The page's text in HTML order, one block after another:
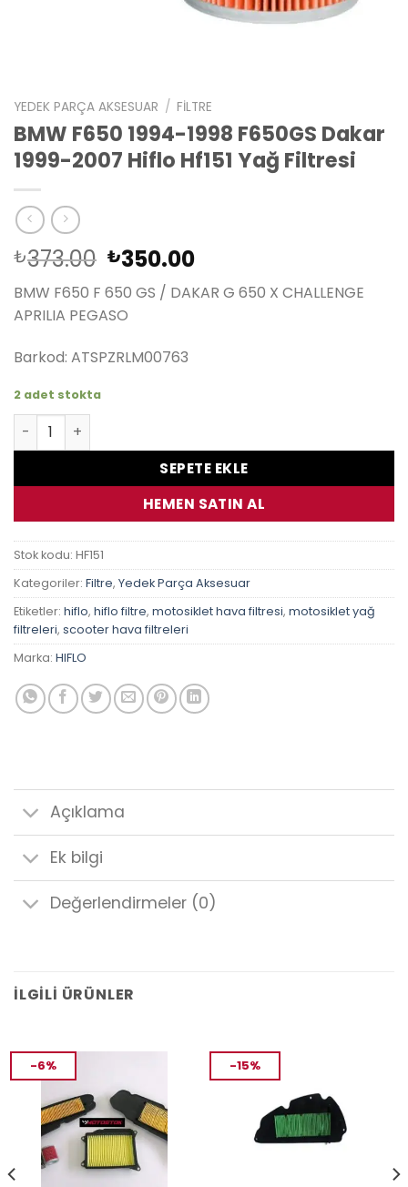
YEDEK PARÇA AKSESUAR / FILTRE
BMW F650 1994-1998 F650GS Dakar
1999-2007 Hiflo Hf151 Yağ Filtresi
₺373.00 Orijinal
fiyat:
₺373.00.
₺350.00Şu
andaki
fiyat:
BMW F650 F 650 GS / DAKAR G 650 X CHALLENGE
APRILIA PEGASO
Barkod: ATSPZRLM00763
2 adet stokta
BMW F650 1994-1998 F650GS Dakar 1999-2007 Hiflo
SEPETE EKLE
HEMEN SATIN AL
Stok kodu: HF151
Kategoriler: Filtre, Yedek Parça Aksesuar
Etiketler: hiflo, hiflo filtre, motosiklet hava filtresi, motosiklet yağ
filtreleri, scooter hava filtreleri
Marka: HIFLO
Açıklama
Ek bilgi
Değerlendirmeler (0)
İLGILI ÜRÜNLER
-6% -15%